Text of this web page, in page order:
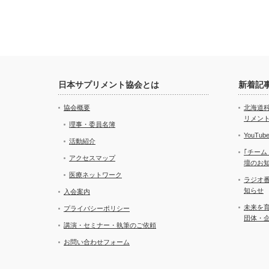
日本サプリメント協会とは
協会概要
理事・委員名簿
活動紹介
アクセスマップ
医療ネットワーク
入会案内
プライバシーポリシー
講演・セミナー・執筆のご依頼
お問い合わせフォーム
新着記
北海道
リメン
｢チー
壇のお
ラジオ
知らせ
未来を
団体・